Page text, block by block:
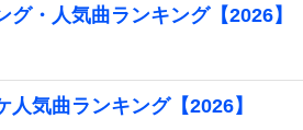
・人気曲ランキング【2026】
気曲ランキング【2026】